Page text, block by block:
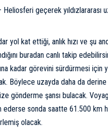
geçerek yıldızlararası
yol kat ettiği, anlık hızı ve şu
buradan canlı takip
kadar görevini sürdürmesi için
Böylece uzayda daha da
gönderme şansı bulacak.
sonda saatte 61.500 km
olacak.